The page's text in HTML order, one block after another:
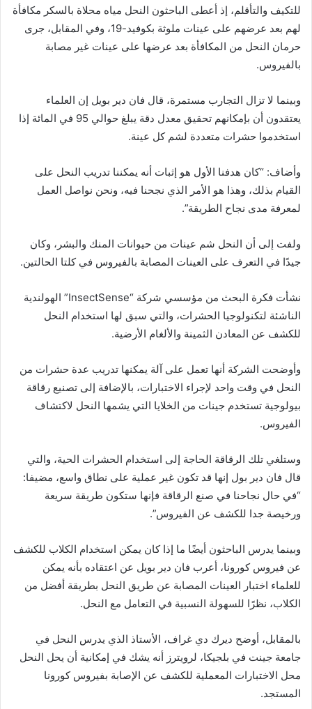
للتكيف والتأقلم، إذ أعطى الباحثون النحل مياه محلاة بالسكر مكافأة
لهم بعد عرضهم على عينات ملوثة بكوفيد-19، وفي المقابل، جرى
حرمان النحل من المكافأة بعد عرضها على عينات غير مصابة
بالفيروس.
وبينما لا تزال التجارب مستمرة، قال فان دير بويل إن العلماء
يعتقدون أن بإمكانهم تحقيق معدل دقة يبلغ حوالي 95 في المائة إذا
استخدموا حشرات متعددة لشم كل عينة.
وأضاف: “كان هدفنا الأول هو إثبات أنه يمكننا تدريب النحل على
القيام بذلك، وهذا هو الأمر الذي نجحنا فيه، ونحن نواصل العمل
لمعرفة مدى نجاح الطريقة”.
ولفت إلى أن النحل شم عينات من حيوانات المنك والبشر، وكان
جيدًا في التعرف على العينات المصابة بالفيروس في كلتا الحالتين.
نشأت فكرة البحث من مؤسسي شركة “InsectSense” الهولندية
الناشئة لتكنولوجيا الحشرات، والتي سبق لها استخدام النحل
للكشف عن المعادن الثمينة والألغام الأرضية.
وأوضحت الشركة أنها تعمل على آلة يمكنها تدريب عدة حشرات من
النحل في وقت واحد لإجراء الاختبارات، بالإضافة إلى تصنيع رقاقة
بيولوجية تستخدم جينات من الخلايا التي يشمها النحل لاكتشاف
الفيروس.
وستلغي تلك الرقاقة الحاجة إلى استخدام الحشرات الحية، والتي
قال فان دير بول إنها قد تكون غير عملية على نطاق واسع، مضيفا:
“في حال نجاحنا في صنع الرقاقة فإنها ستكون طريقة سريعة
ورخيصة جدا للكشف عن الفيروس”.
وبينما يدرس الباحثون أيضًا ما إذا كان يمكن استخدام الكلاب للكشف
عن فيروس كورونا، أعرب فان دير بويل عن اعتقاده بأنه يمكن
للعلماء اختبار العينات المصابة عن طريق النحل بطريقة أفضل من
الكلاب، نظرًا للسهولة النسبية في التعامل مع النحل.
بالمقابل، أوضح ديرك دي غراف، الأستاذ الذي يدرس النحل في
جامعة جينت في بلجيكا، لرويترز أنه يشك في إمكانية أن يحل النحل
محل الاختبارات المعملية للكشف عن الإصابة بفيروس كورونا
المستجد.